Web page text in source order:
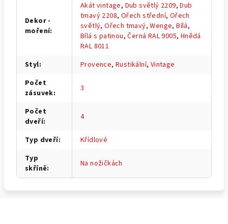
Dekor -
moření:
Akát vintage, Dub světlý 2209,Dub
tmavý 2208, Ořech střední, Ořech
světlý,Ořech tmavý,Wenge,Bílá,
Bílá s patinou,Černá RAL 9005, Hnědá
RAL 8011
Styl: Provence,Rustikální, Vintage
Počet
zásuvek: 3
Počet
dveří: 4
Typ dveří:
Křídlové
Typ
skříně: Na nožičkách